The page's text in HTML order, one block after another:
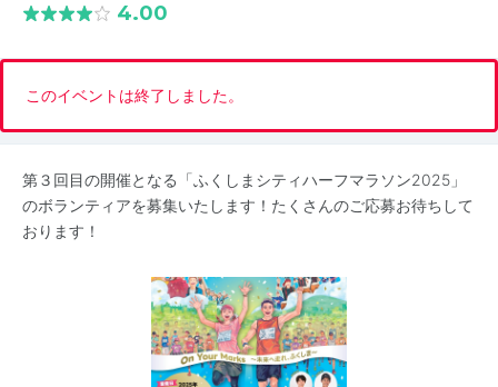
4.00
このイベントは終了しました。
第３回目の開催となる「ふくしまシティハーフマラソン2025」
のボランティアを募集いたします！たくさんのご応募お待ちして
おります！